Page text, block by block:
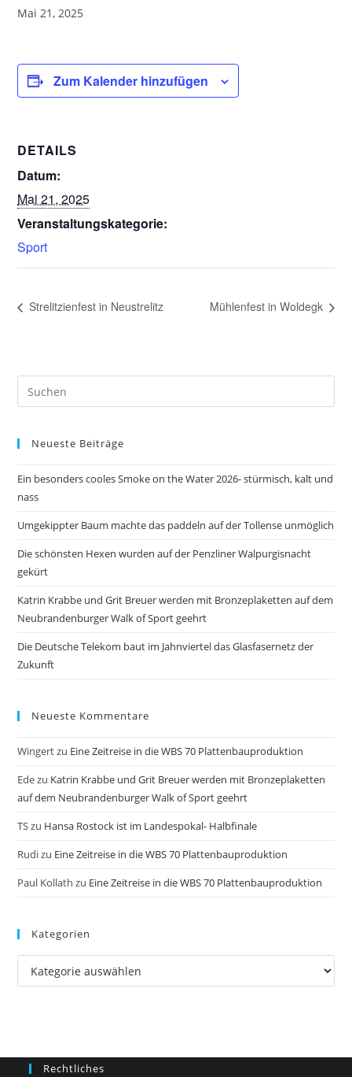
Mai 21, 2025
Zum Kalender hinzufügen
DETAILS
Datum:
Mai 21, 2025
Veranstaltungskategorie:
Sport
Strelitzienfest in Neustrelitz Mühlenfest in Woldegk
Neueste Beiträge
Ein besonders cooles Smoke on the Water 2026- stürmisch, kalt und
nass
Umgekippter Baum machte das paddeln auf der Tollense unmöglich
Die schönsten Hexen wurden auf der Penzliner Walpurgisnacht
gekürt
Katrin Krabbe und Grit Breuer werden mit Bronzeplaketten auf dem
Neubrandenburger Walk of Sport geehrt
Die Deutsche Telekom baut im Jahnviertel das Glasfasernetz der
Zukunft
Neueste Kommentare
Wingertzu Eine Zeitreise in die WBS 70 Plattenbauproduktion
Edezu Katrin Krabbe und Grit Breuer werden mit Bronzeplaketten
auf dem Neubrandenburger Walk of Sport geehrt
TSzu Hansa Rostock ist im Landespokal- Halbfinale
Rudizu Eine Zeitreise in die WBS 70 Plattenbauproduktion
Paul Kollath zu Eine Zeitreise in die WBS 70 Plattenbauproduktion
Kategorien
Kategorien
Rechtliches